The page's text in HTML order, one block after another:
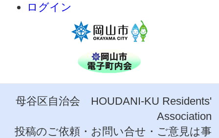
ログイン
母谷区自治会 HOUDANI-KU Residents'
Association
投稿のご依頼・お問い合せ・ご意見は事